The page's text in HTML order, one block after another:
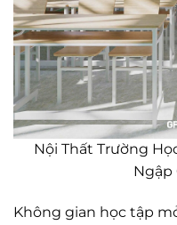
Nội Thất Trường
Ngập
Không gian học tập